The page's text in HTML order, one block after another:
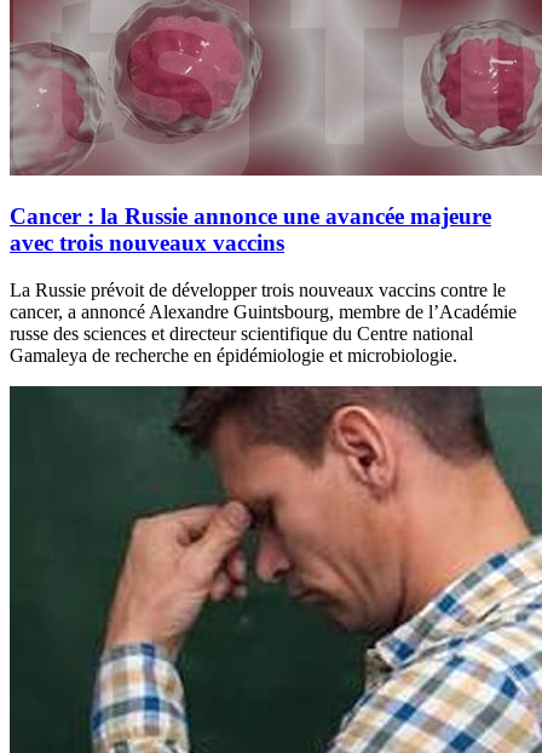
Cancer : la Russie annonce une avancée majeure
avec trois nouveaux vaccins
La Russie prévoit de développer trois nouveaux vaccins contre le
cancer, a annoncé Alexandre Guintsbourg, membre de l’Académie
russe des sciences et directeur scientifique du Centre national
Gamaleya de recherche en épidémiologie et microbiologie.